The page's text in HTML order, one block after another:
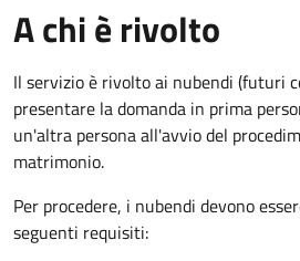
A chi è rivolto
Il servizio è rivolto ai nubendi (futuri
presentare la domanda in prima
un'altra persona all'avvio del
matrimonio.
Per procedere, i nubendi devono
seguenti requisiti: